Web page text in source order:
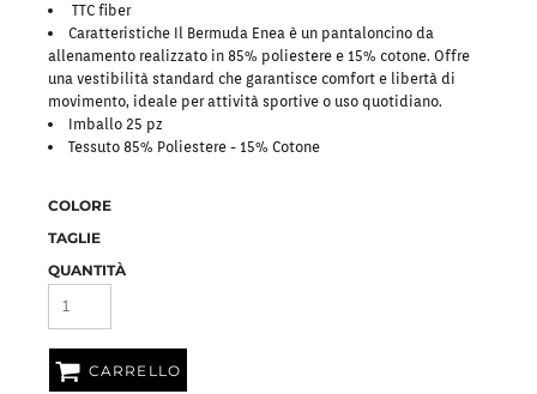
TTC fiber
Caratteristiche Il Bermuda Enea è un pantaloncino da
allenamento realizzato in 85% poliestere e 15% cotone. Offre
una vestibilità standard che garantisce comfort e libertà di
movimento, ideale per attività sportive o uso quotidiano.
Imballo 25 pz
Tessuto 85% Poliestere - 15% Cotone
COLORE
TAGLIE
QUANTITÀ
CARRELLO